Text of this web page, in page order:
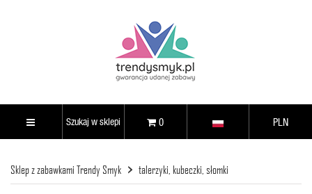
0 PLN
Sklep z zabawkami Trendy Smyk talerzyki, kubeczki, słomki